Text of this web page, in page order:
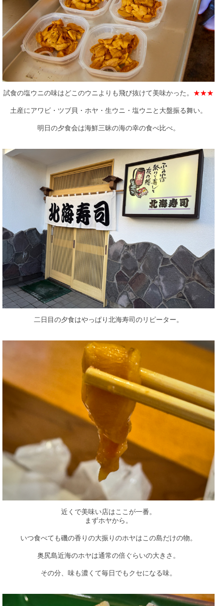
試食の塩ウニの味はどこのウニよりも飛び抜けて美味かった。 ★★★
土産にアワビ・ツブ貝・ホヤ・生ウニ・塩ウニと大盤振る舞い。
明日の夕食会は海鮮三昧の海の幸の食べ比べ。
二日目の夕食はやっぱり北海寿司のリピーター。
近くで美味い店はここが一番。
まずホヤから。
いつ食べても磯の香りの大振りのホヤはこの島だけの物。
奥尻島近海のホヤは通常の倍ぐらいの大きさ。
その分、味も濃くて毎日でもクセになる味。